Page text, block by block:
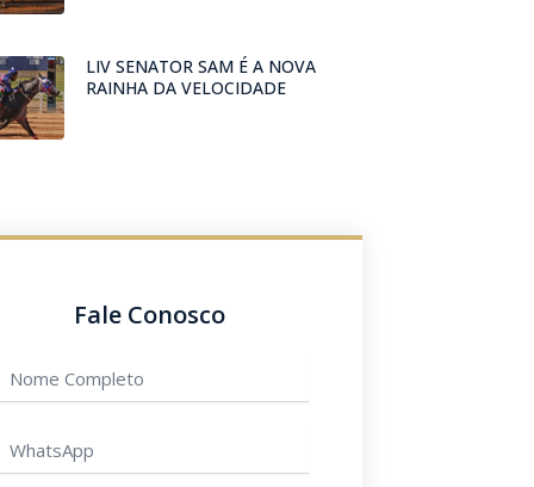
LIV SENATOR SAM É A NOVA
RAINHA DA VELOCIDADE
Fale Conosco